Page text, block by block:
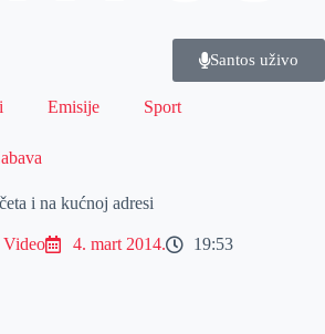
Santos uživo
Emisije Sport
i na kućnoj adresi
Video 4. mart 2014. 19:53